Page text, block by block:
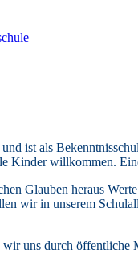
ist als
Kinder willkommen.
Glauben heraus
wir in unserem
uns durch öffentliche